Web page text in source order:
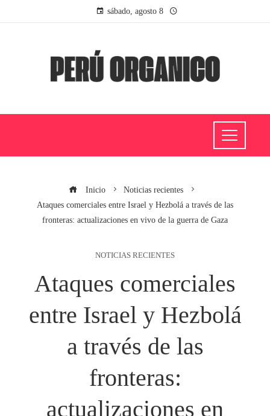
sábado, agosto 8
Inicio
Noticias recientes
Ataques comerciales entre Israel y Hezbolá a través de las
fronteras: actualizaciones en vivo de la guerra de Gaza
NOTICIAS RECIENTES
Ataques comerciales
entre Israel y Hezbolá
a través de las
fronteras:
actualizaciones en